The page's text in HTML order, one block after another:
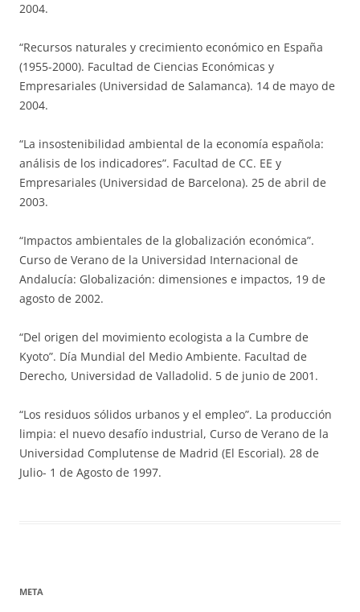
2004.
“Recursos naturales y crecimiento económico en España
(1955-2000). Facultad de Ciencias Económicas y
Empresariales (Universidad de Salamanca). 14 de mayo de
2004.
“La insostenibilidad ambiental de la economía española:
análisis de los indicadores”. Facultad de CC. EE y
Empresariales (Universidad de Barcelona). 25 de abril de
2003.
“Impactos ambientales de la globalización económica”.
Curso de Verano de la Universidad Internacional de
Andalucía: Globalización: dimensiones e impactos, 19 de
agosto de 2002.
“Del origen del movimiento ecologista a la Cumbre de
Kyoto”. Día Mundial del Medio Ambiente. Facultad de
Derecho, Universidad de Valladolid. 5 de junio de 2001.
“Los residuos sólidos urbanos y el empleo”. La producción
limpia: el nuevo desafío industrial, Curso de Verano de la
Universidad Complutense de Madrid (El Escorial). 28 de
Julio- 1 de Agosto de 1997.
META